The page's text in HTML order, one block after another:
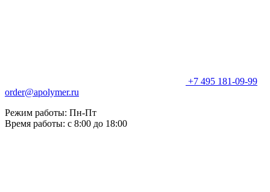
+7 495 181-09-99
order@apolymer.ru
Режим работы: Пн-Пт
Время работы: с 8:00 до 18:00